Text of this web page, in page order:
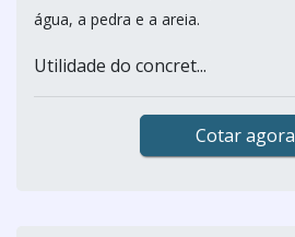
água, a pedra e a areia.
Utilidade do concret...
Cotar agora